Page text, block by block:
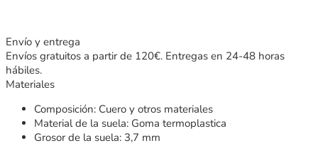
Envío y entrega
Envíos gratuitos a partir de 120€. Entregas en 24-48 horas
hábiles.
Materiales
Composición: Cuero y otros materiales
Material de la suela: Goma termoplastica
Grosor de la suela: 3,7 mm